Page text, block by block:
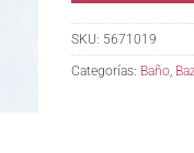
SKU: 5671019
Categorías: Baño,